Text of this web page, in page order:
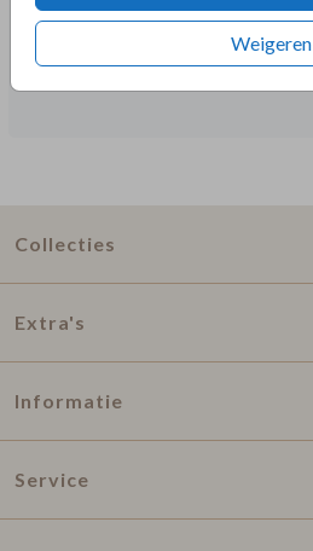
Weigeren
Collecties
Extra's
Informatie
Service